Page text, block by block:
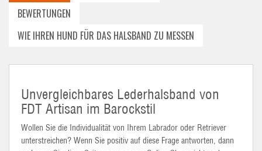
BEWERTUNGEN
WIE IHREN HUND FÜR DAS HALSBAND ZU MESSEN
Unvergleichbares Lederhalsband von
FDT Artisan im Barockstil
Wollen Sie die Individualität von Ihrem Labrador oder Retriever
unterstreichen? Wenn Sie positiv auf diese Frage antworten, dann